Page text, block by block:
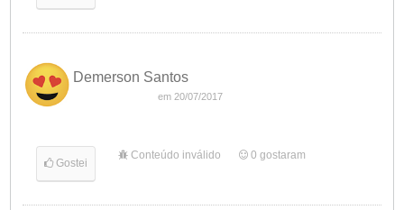
Demerson Santos
em 20/07/2017
Gostei
Conteúdo inválido 0 gostaram